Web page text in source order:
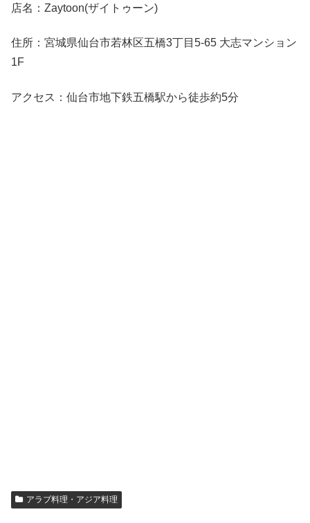
店名：Zaytoon(ザイトゥーン)
住所：宮城県仙台市若林区五橋3丁目5-65 大志マンション
1F
アクセス：仙台市地下鉄五橋駅から徒歩約5分
アラブ料理・アジア料理